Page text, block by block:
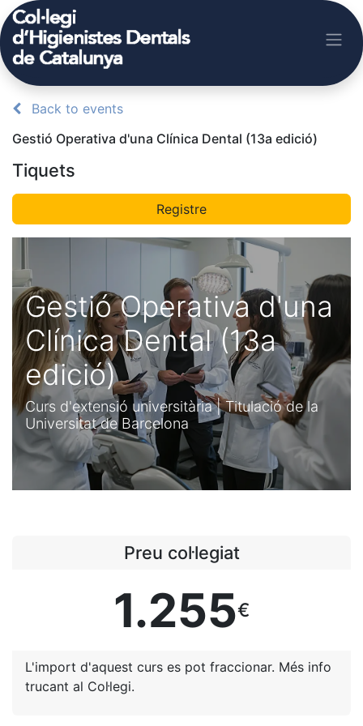
Back to events
Gestió Operativa d'una Clínica Dental (13a edició)
Tiquets
Registre
Gestió Operativa d'una
Clínica Dental (13a
edició)
Curs d'extensió universitària | Titulació de la
Universitat de Barcelona
Preu col·legiat
1.255€
L'import d'aquest curs es pot fraccionar. Més info
trucant al Col·legi.